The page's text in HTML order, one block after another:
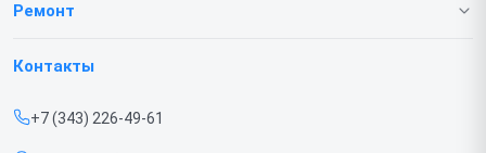
Срочный ремонт
Ремонт
Телефонов
Контакты
+7 (343) 226-49-61